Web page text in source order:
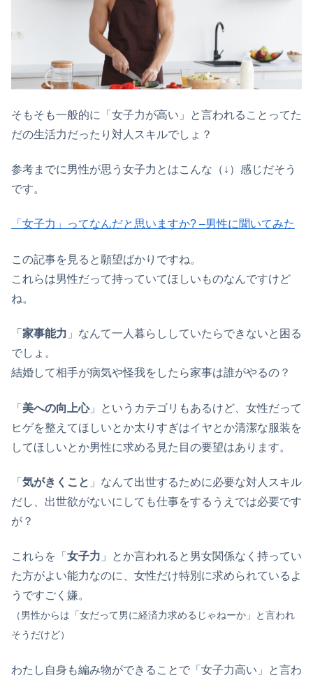
そもそも一般的に「女子力が高い」と言われることってた
だの生活力だったり対人スキルでしょ？
参考までに男性が思う女子力とはこんな（↓）感じだそう
です。
「女子力」ってなんだと思いますか? –男性に聞いてみた
この記事を見ると願望ばかりですね。
これらは男性だって持っていてほしいものなんですけど
ね。
「 家事能力 」なんて一人暮らししていたらできないと困る
でしょ。
結婚して相手が病気や怪我をしたら家事は誰がやるの？
「 美への向上心」というカテゴリもあるけど、女性だって
ヒゲを整えてほしいとか太りすぎはイヤとか清潔な服装を
してほしいとか男性に求める見た目の要望はあります。
「 気がきくこと 」なんて出世するために必要な対人スキル
だし、出世欲がないにしても仕事をするうえでは必要です
が？
これらを「 女子力 」とか言われると男女関係なく持ってい
た方がよい能力なのに、女性だけ特別に求められているよ
うですごく嫌。
（男性からは「女だって男に経済力求めるじゃねーか」と言われ
そうだけど）
わたし自身も編み物ができることで「女子力高い」と言わ